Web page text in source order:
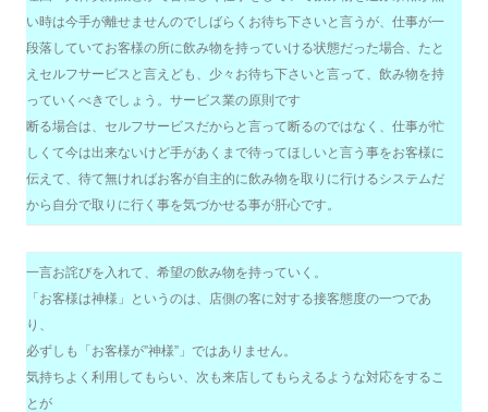
い時は今手が離せませんのでしばらくお待ち下さいと言うが、仕事が一
段落していてお客様の所に飲み物を持っていける状態だった場合、たと
えセルフサービスと言えども、少々お待ち下さいと言って、飲み物を持
っていくべきでしょう。サービス業の原則です
断る場合は、セルフサービスだからと言って断るのではなく、仕事が忙
しくて今は出来ないけど手があくまで待ってほしいと言う事をお客様に
伝えて、待て無ければお客が自主的に飲み物を取りに行けるシステムだ
から自分で取りに行く事を気づかせる事が肝心です。
一言お詫びを入れて、希望の飲み物を持っていく。
「お客様は神様」というのは、店側の客に対する接客態度の一つであ
り、
必ずしも「お客様が”神様”」ではありません。
気持ちよく利用してもらい、次も来店してもらえるような対応をするこ
とが